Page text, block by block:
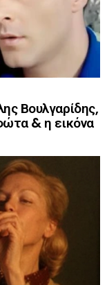
Βουλγαρίδης,
& η εικόνα